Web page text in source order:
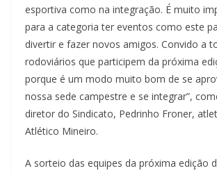
esportiva como na integração. É muito
para a categoria ter eventos como este
divertir e fazer novos amigos. Convido a
rodoviários que participem da próxima
porque é um modo muito bom de se
nossa sede campestre e se integrar”,
diretor do Sindicato, Pedrinho Froner,
Atlético Mineiro.
A sorteio das equipes da próxima edição